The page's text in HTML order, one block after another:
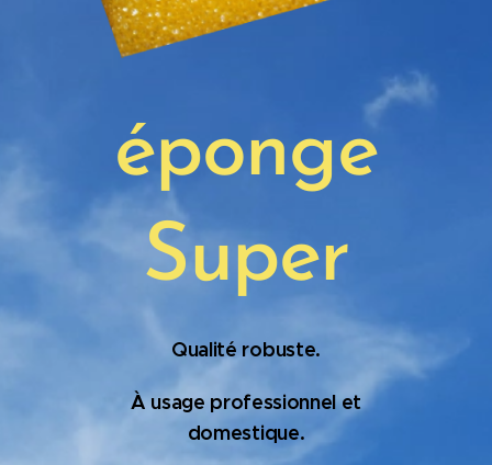
éponge
Super
Qualité robuste.
À usage professionnel et
domestique.